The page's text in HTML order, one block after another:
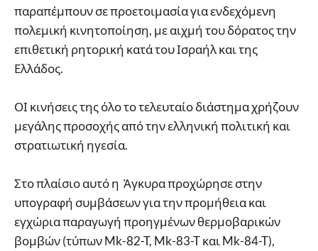
παραπέμπουν σε προετοιμασία για ενδεχόμενη
πολεμική κινητοποίηση, με αιχμή του δόρατος την
επιθετική ρητορική κατά του Ισραήλ και της
Ελλάδος.
ΟΙ κινήσεις της όλο το τελευταίο διάστημα χρήζουν
μεγάλης προσοχής από την ελληνική πολιτική και
στρατιωτική ηγεσία.
Στο πλαίσιο αυτό η Άγκυρα προχώρησε στην
υπογραφή συμβάσεων για την προμήθεια και
εγχώρια παραγωγή προηγμένων θερμοβαρικών
βομβών (τύπων Mk-82-T, Mk-83-T και Mk-84-T),